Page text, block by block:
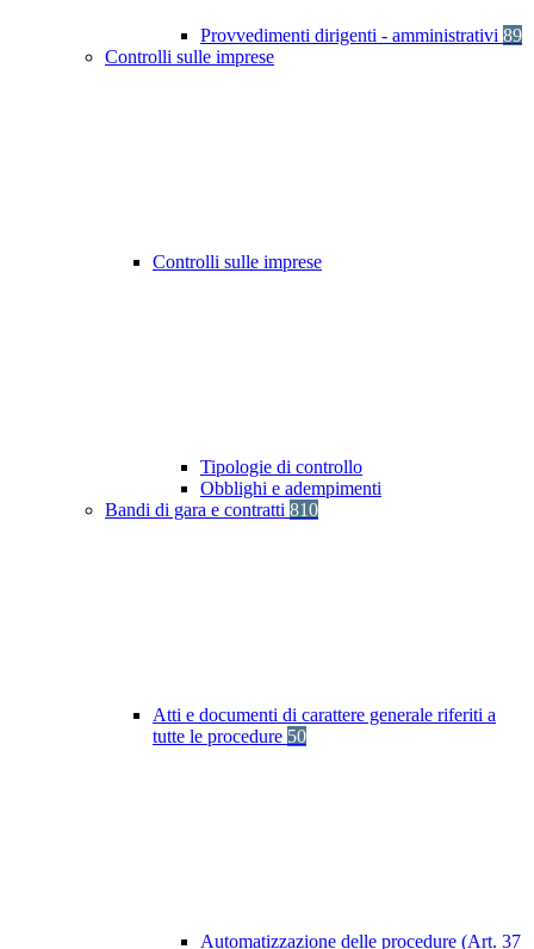
Provvedimenti dirigenti - amministrativi 89
Controlli sulle imprese
Controlli sulle imprese
Tipologie di controllo
Obblighi e adempimenti
Bandi di gara e contratti 810
Atti e documenti di carattere generale riferiti a
tutte le procedure 50
Automatizzazione delle procedure (Art. 37